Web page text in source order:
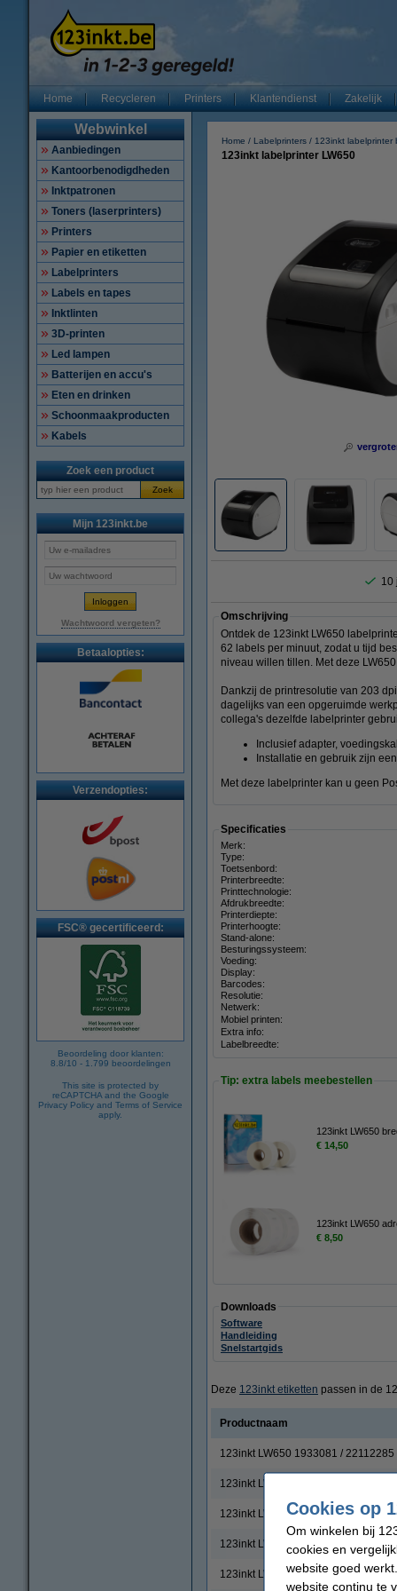
Home Recycleren Printers Klantendienst Zakelijk
Webwinkel
Aanbiedingen
Kantoorbenodigdheden
Inktpatronen
Toners (laserprinters)
Printers
Papier en etiketten
Labelprinters
Labels en tapes
Inktlinten
3D-printen
Led lampen
Batterijen en accu's
Eten en drinken
Schoonmaakproducten
Kabels
Zoek een product
Zoek
Mijn 123inkt.be
Wachtwoord vergeten?
Betaalopties:
Verzendopties:
FSC® gecertificeerd:
Beoordeling door klanten:
8.8/10 - 1.799 beoordelingen
This site is protected by
reCAPTCHA and the Google
Privacy Policy and Terms of Service
apply.
Home Labelprinters 123inkt labelprinter
123inkt labelprinter LW650
10
Omschrijving
Ontdek de 123inkt LW650
62 labels per minuut, zodat u tijd
niveau willen tillen. Met deze
Dankzij de printresolutie van 203
dagelijks van een opgeruimde
collega's dezelfde labelprinter
Inclusief adapter,
Installatie en gebruik zijn
Met deze labelprinter kan u geen
Specificaties
Merk:
Type:
Toetsenbord:
Printerbreedte:
Printtechnologie:
Afdrukbreedte:
Printerdiepte:
Printerhoogte:
Stand-alone:
Besturingssysteem:
Voeding:
Display:
Barcodes:
Resolutie:
Netwerk:
Mobiel printen:
Extra info:
Labelbreedte:
Tip: extra labels meebestellen
123inkt LW650
€ 14,50
123inkt LW650
€ 8,50
Downloads
Software
Handleiding
Snelstartgids
Deze 123inkt etiketten passen in de
Productnaam
123inkt LW650 1933081 /
123inkt LW650 1933083 / 22112286
123inkt LW650 1933084 / 2112289
123inkt LW650 1933085 / 2112284
123inkt LW650 1933087 / 2112288
Cookies op
Om winkelen bij
cookies en
website goed
website continu te